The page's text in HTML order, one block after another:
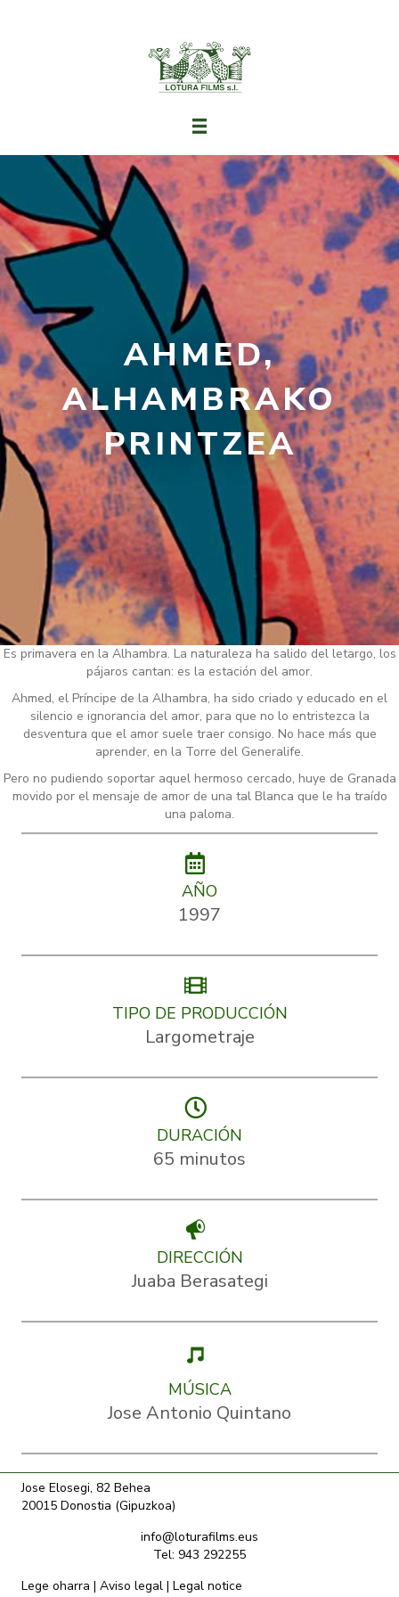
AHMED,
ALHAMBRAKO
PRINTZEA
Es primavera en la Alhambra. La naturaleza ha salido del letargo, los
pájaros cantan: es la estación del amor.
Ahmed, el Príncipe de la Alhambra, ha sido criado y educado en el
silencio e ignorancia del amor, para que no lo entristezca la
desventura que el amor suele traer consigo. No hace más que
aprender, en la Torre del Generalife.
Pero no pudiendo soportar aquel hermoso cercado, huye de Granada
movido por el mensaje de amor de una tal Blanca que le ha traído
una paloma.
AÑO
1997
TIPO DE PRODUCCIÓN
Largometraje
DURACIÓN
65 minutos
DIRECCIÓN
Juaba Berasategi
MÚSICA
Jose Antonio Quintano
Jose Elosegi, 82 Behea
20015 Donostia (Gipuzkoa)
info@loturafilms.eus
Tel: 943 292255
Lege oharra | Aviso legal | Legal notice